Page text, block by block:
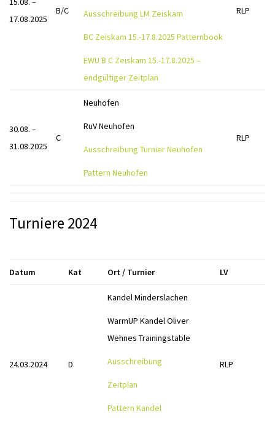
17.08.2025
B/C Ausschreibung LM Zeiskam
BC Zeiskam 15.-17.8.2025 Patternbook
EWU B C Zeiskam 15.-17.8.2025 –
endgültiger Zeitplan
RLP
30.08. –
31.08.2025
C
Neuhofen
RuV Neuhofen
Ausschreibung Turnier Neuhofen
Pattern Neuhofen
RLP
Turniere 2024
Datum Kat Ort / Turnier LV
24.03.2024 D
Kandel Minderslachen
WarmUP Kandel Oliver
Wehnes Trainingstable
Ausschreibung
Zeitplan
Pattern Kandel
RLP